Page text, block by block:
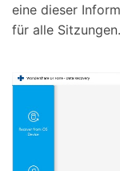
eine dieser
für alle Sitzungen.